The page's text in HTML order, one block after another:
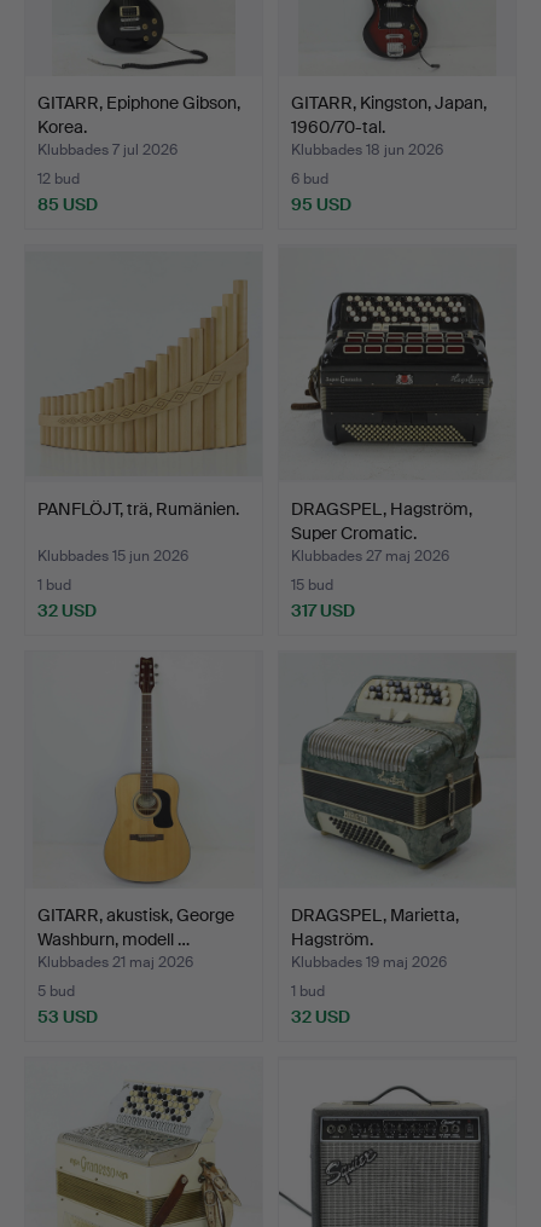
GITARR, Epiphone Gibson,
Korea.
Klubbades 7 jul 2026
12 bud
85 USD
GITARR, Kingston, Japan,
1960/70-tal.
Klubbades 18 jun 2026
6 bud
95 USD
PANFLÖJT, trä, Rumänien.
Klubbades 15 jun 2026
1 bud
32 USD
DRAGSPEL, Hagström,
Super Cromatic.
Klubbades 27 maj 2026
15 bud
317 USD
GITARR, akustisk, George
Washburn, modell …
Klubbades 21 maj 2026
5 bud
53 USD
DRAGSPEL, Marietta,
Hagström.
Klubbades 19 maj 2026
1 bud
32 USD